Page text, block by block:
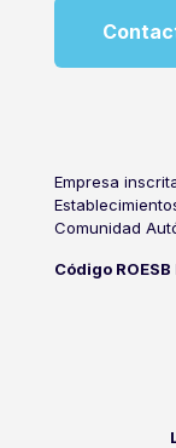
Empresa
Comunidad
Código